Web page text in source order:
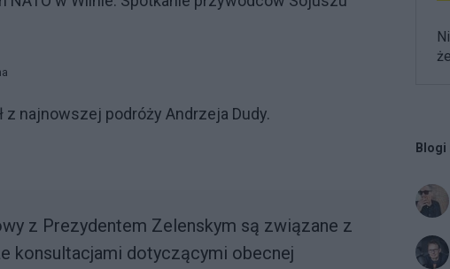
z najnowszej podróży Andrzeja Dudy.
z Prezydentem Zelenskym są związane z
konsultacjami dotyczącymi obecnej
Blogi